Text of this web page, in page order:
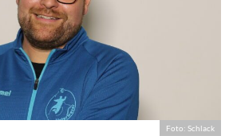
Foto: Schlack